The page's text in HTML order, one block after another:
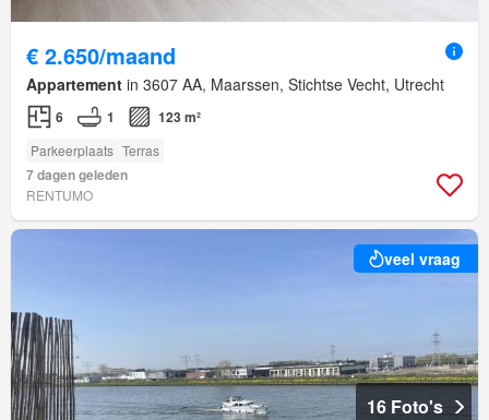
€ 2.650/maand
Appartement in 3607 AA, Maarssen, Stichtse Vecht, Utrecht
6 1 123 m²
Parkeerplaats Terras
7 dagen geleden
RENTUMO
veel vraag
16 Foto's